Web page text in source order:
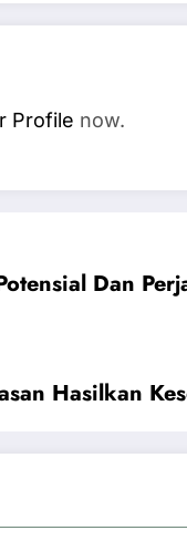
Profile now.
Dan
Hasilkan